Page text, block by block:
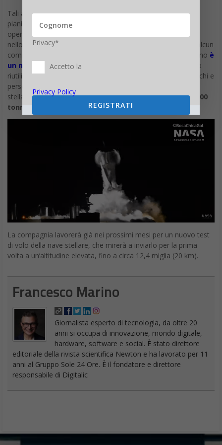
Tali anomalie non sembrano però rallentare in alcun modo i
piani della compagnia americana, e rientrano nelle normali
operazioni di testing che vengono effettuate prima dei lanci
nello spazio.SpaceX
, interpellata da CNET, non ha diffuso alcun
commento a riguardo. Quello appena testato come ribadiamo è
un nuovo prototipo di Starship
, un veicolo interplanetario
riutilizzabile progettato dalla compagnia per trasportare carichi e
persone sulla Luna e su Marte. Secondo SpaceX, ogni nave
stellare sarebbe in grado di trasportare uncarico di oltre 100
tonnellate
e 100 passeggeri alla volta.
La compagnia lavorerà già nei prossimi mesi per un nuovo test
di volo della nave stellare, che mirerà a inviarlo per la prima
volta a un’altitudine elevata, fino a circa 12,4 miglia (20 km).
Francesco Marino
Giornalista esperto di tecnologia, da oltre 20
anni si occupa di innovazione, mondo digitale,
hardware, software e social. È stato direttore
editoriale della rivista scientifica Newton e ha lavorato per 11
anni al Gruppo Sole 24 Ore. È il fondatore e direttore
responsabile di Digitalic
Privacy*
Accetto la
Privacy Policy
REGISTRATI